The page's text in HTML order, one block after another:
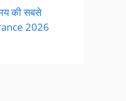
की सबसे
2026